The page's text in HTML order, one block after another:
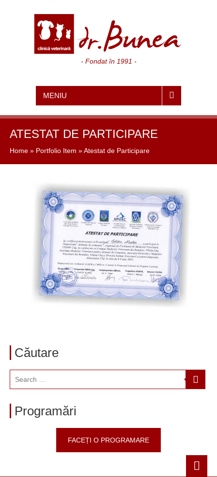
- Fondat în 1991 -
MENIU
ATESTAT DE PARTICIPARE
Home » Portfolio Item »Atestat de Participare
Căutare
Programări
FACEȚI O PROGRAMARE